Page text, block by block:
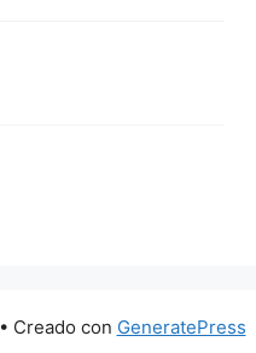
• Creado con GeneratePress